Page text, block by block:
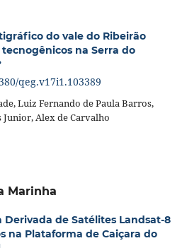
do vale do Ribeirão
tecnogênicos na Serra do
qeg.v17i1.103389
Luiz Fernando de Paula Barros,
Alex de Carvalho
Marinha
de Satélites Landsat-8
na Plataforma de Caiçara do